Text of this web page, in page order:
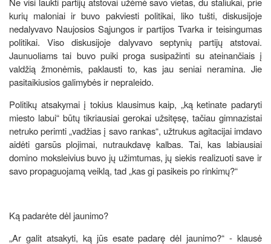
kurių maloniai ir buvo pakviesti politikai, liko tušti, diskusijoje
nedalyvavo Naujosios Sąjungos ir partijos Tvarka ir teisingumas
politikai. Viso diskusijoje dalyvavo septynių partijų atstovai.
Jaunuoliams tai buvo puiki proga susipažinti su ateinančiais į
valdžią žmonėmis, paklausti to, kas jau seniai neramina. Jie
pasitaikiusios galimybės ir nepraleido.
Politikų atsakymai į tokius klausimus kaip, „ką ketinate padaryti
miesto labui“ būtų tikriausiai gerokai užsitęsę, tačiau gimnazistai
netruko perimti „vadžias į savo rankas“, užtrukus agitacijai imdavo
aidėti garsūs plojimai, nutraukdavę kalbas. Tai, kas labiausiai
domino moksleivius buvo jų užimtumas, jų siekis realizuoti save ir
savo propaguojamą veiklą, tad „kas gi pasikeis po rinkimų?“
Ką padarėte dėl jaunimo?
„Ar galit atsakyti, ką jūs esate padarę dėl jaunimo?“ - klausė